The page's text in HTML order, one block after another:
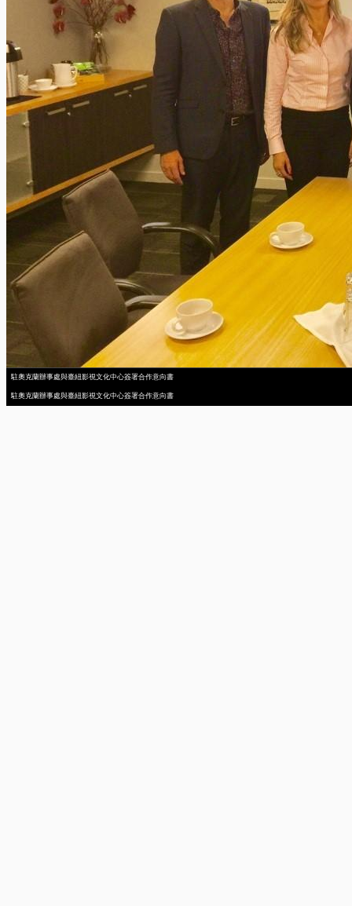
駐奧克蘭辦事處與臺紐影視文化中心簽署合作意向書
駐奧克蘭辦事處與臺紐影視文化中心簽署合作意向書